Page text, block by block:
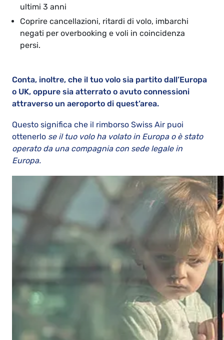
ultimi 3 anni
Coprire cancellazioni, ritardi di volo, imbarchi
negati per overbooking e voli in coincidenza
persi.
Conta, inoltre, che il tuo volo sia partito dall’Europa
o UK, oppure sia atterrato o avuto connessioni
attraverso un aeroporto di quest’area.
Questo significa che il rimborso Swiss Air puoi
ottenerlo se il tuo volo ha volato in Europa o è stato
operato da una compagnia con sede legale in
Europa.